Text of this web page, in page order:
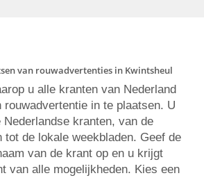
van rouwadvertenties in Kwintsheul
u alle kranten van Nederland
rouwadvertentie in te plaatsen. U
kranten, van de
tot de lokale weekbladen. Geef de
van de krant op en u krijgt
van alle mogelijkheden. Kies een